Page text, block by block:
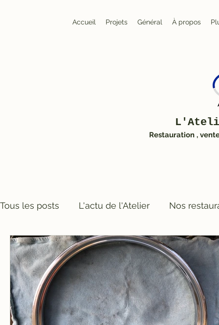
Accueil Projets Général À propos
Restauration ,
Tous les posts L'actu de l'Atelier Nos
Made in ATV